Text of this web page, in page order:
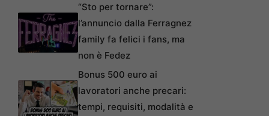
“Sto per tornare”:
l’annuncio dalla Ferragnez
family fa felici i fans, ma
non è Fedez
Bonus 500 euro ai
lavoratori anche precari:
tempi, requisiti, modalità e